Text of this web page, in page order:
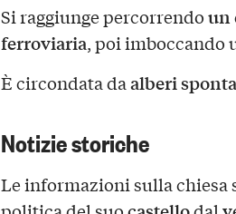
Si raggiunge percorrendoun
ferroviaria, poi imboccando
È circondata daalberi
Notizie storiche
Le informazioni sulla chiesa